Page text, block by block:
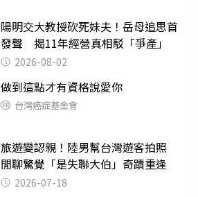
陽明交大教授砍死妹夫！岳母追思首
發聲 揭11年經營真相駁「爭產」
2026-08-02
做到這點才有資格說愛你
台灣癌症基金會
旅遊變認親！陸男幫台灣遊客拍照
閒聊驚覺「是失聯大伯」奇蹟重逢
2026-07-18